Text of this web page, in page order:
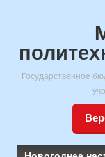
Государственное